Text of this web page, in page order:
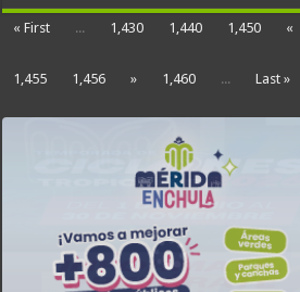
« First ... 1,430 1,440 1,450 «
1,455
1,456 » 1,460 ... Last »